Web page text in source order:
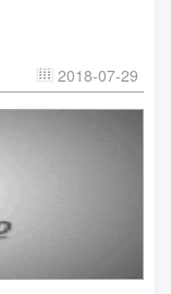
 2018-07-29